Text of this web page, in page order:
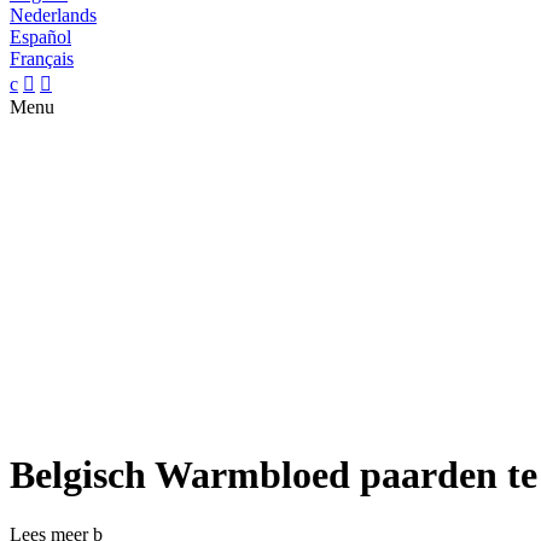
Nederlands
Español
Français
c  
Menu
Belgisch Warmbloed paarden
Lees meerb